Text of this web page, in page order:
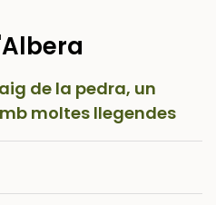
de la pedra, un
moltes llegendes